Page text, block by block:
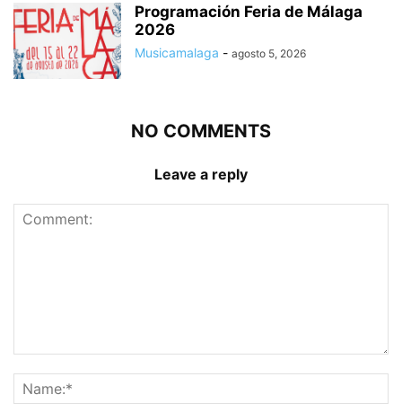
Programación Feria de Málaga
2026
Musicamalaga - agosto 5, 2026
NO COMMENTS
Leave a reply